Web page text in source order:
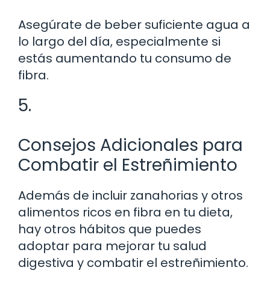
Asegúrate de beber suficiente agua a
lo largo del día, especialmente si
estás aumentando tu consumo de
fibra.
5.
Consejos Adicionales para
Combatir el Estreñimiento
Además de incluir zanahorias y otros
alimentos ricos en fibra en tu dieta,
hay otros hábitos que puedes
adoptar para mejorar tu salud
digestiva y combatir el estreñimiento.